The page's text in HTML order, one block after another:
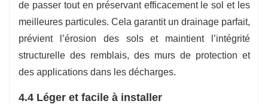
de passer tout en préservant efficacement le sol et les
meilleures particules. Cela garantit un drainage parfait,
prévient l’érosion des sols et maintient l’intégrité
structurelle des remblais, des murs de protection et
des applications dans les décharges.
4.4 Léger et facile à installer